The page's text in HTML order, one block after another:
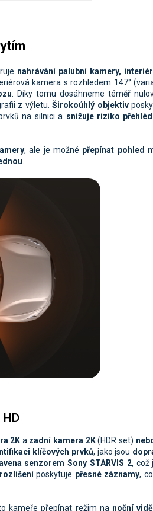
nahrávání palubní kamery,
kamera s rozhledem 147°
. Díky tomu dosáhneme téměř
z výletu.Širokoúhlý objektiv
na silnici a snižuje riziko
, ale je možné přepínat pohled
.
2K a zadní kamera 2K(HDR set)
klíčových prvků, jako jsou
senzorem Sony STARVIS 2, což
poskytuje přesné záznamy,
kameře přepínat režim na noční